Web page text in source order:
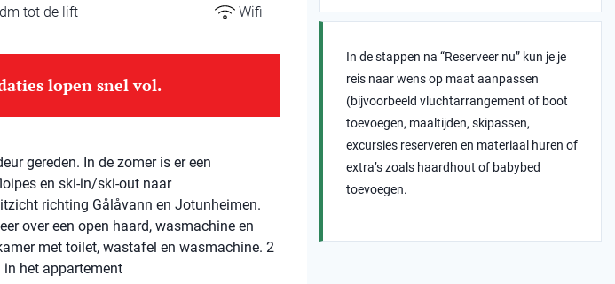
tot de lift Wifi
lopen snel vol.
gereden. In de zomer is er een
en ski-in/ski-out naar
richting Gålåvann en Jotunheimen.
over een open haard, wasmachine en
met toilet, wastafel en wasmachine. 2
in het appartement
In de stappen na “Reserveer nu” kun je je
reis naar wens op maat aanpassen
(bijvoorbeeld vluchtarrangement of boot
toevoegen, maaltijden, skipassen,
excursies reserveren en materiaal huren of
extra’s zoals haardhout of babybed
toevoegen.